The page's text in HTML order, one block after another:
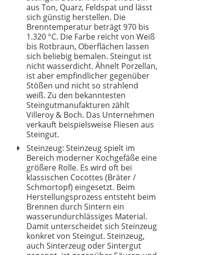
REDCHEF
75,99 €
59,84 €
aus Ton, Quarz, Feldspat und lässt
sich günstig herstellen. Die
Brenntemperatur beträgt 970 bis
1.320 °C. Die Farbe reicht von Weiß
bis Rotbraun, Oberflächen lassen
sich beliebig bemalen. Steingut ist
nicht wasserdicht. Ähnelt Porzellan,
ist aber empfindlicher gegenüber
Stößen und nicht so strahlend
weiß. Zu den bekanntesten
Steingutmanufakturen zählt
Villeroy & Boch. Das Unternehmen
verkauft beispielsweise Fliesen aus
Steingut.
Steinzeug: Steinzeug spielt im
Bereich moderner Kochgefäße eine
größere Rolle. Es wird oft bei
klassischen Cocottes (Bräter /
Schmortopf) eingesetzt. Beim
Herstellungsprozess entsteht beim
Brennen durch Sintern ein
wasserundurchlässiges Material.
Damit unterscheidet sich Steinzeug
konkret von Steingut. Steinzeug,
auch Sinterzeug oder Sintergut